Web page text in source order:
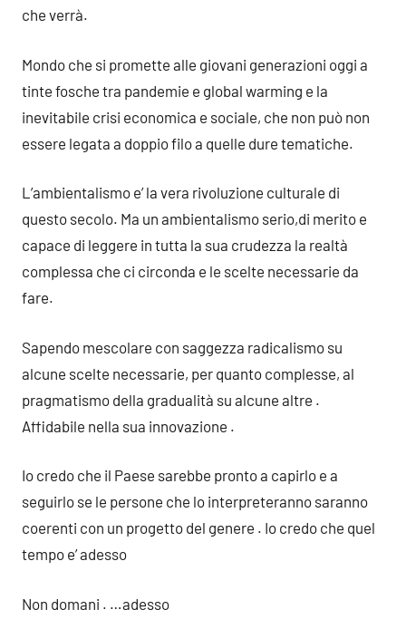
che verrà.
Mondo che si promette alle giovani generazioni oggi a
tinte fosche tra pandemie e global warming e la
inevitabile crisi economica e sociale, che non può non
essere legata a doppio filo a quelle dure tematiche.
L’ambientalismo e’ la vera rivoluzione culturale di
questo secolo. Ma un ambientalismo serio,di merito e
capace di leggere in tutta la sua crudezza la realtà
complessa che ci circonda e le scelte necessarie da
fare.
Sapendo mescolare con saggezza radicalismo su
alcune scelte necessarie, per quanto complesse, al
pragmatismo della gradualità su alcune altre .
Affidabile nella sua innovazione .
Io credo che il Paese sarebbe pronto a capirlo e a
seguirlo se le persone che lo interpreteranno saranno
coerenti con un progetto del genere . Io credo che quel
tempo e’ adesso
Non domani . …adesso